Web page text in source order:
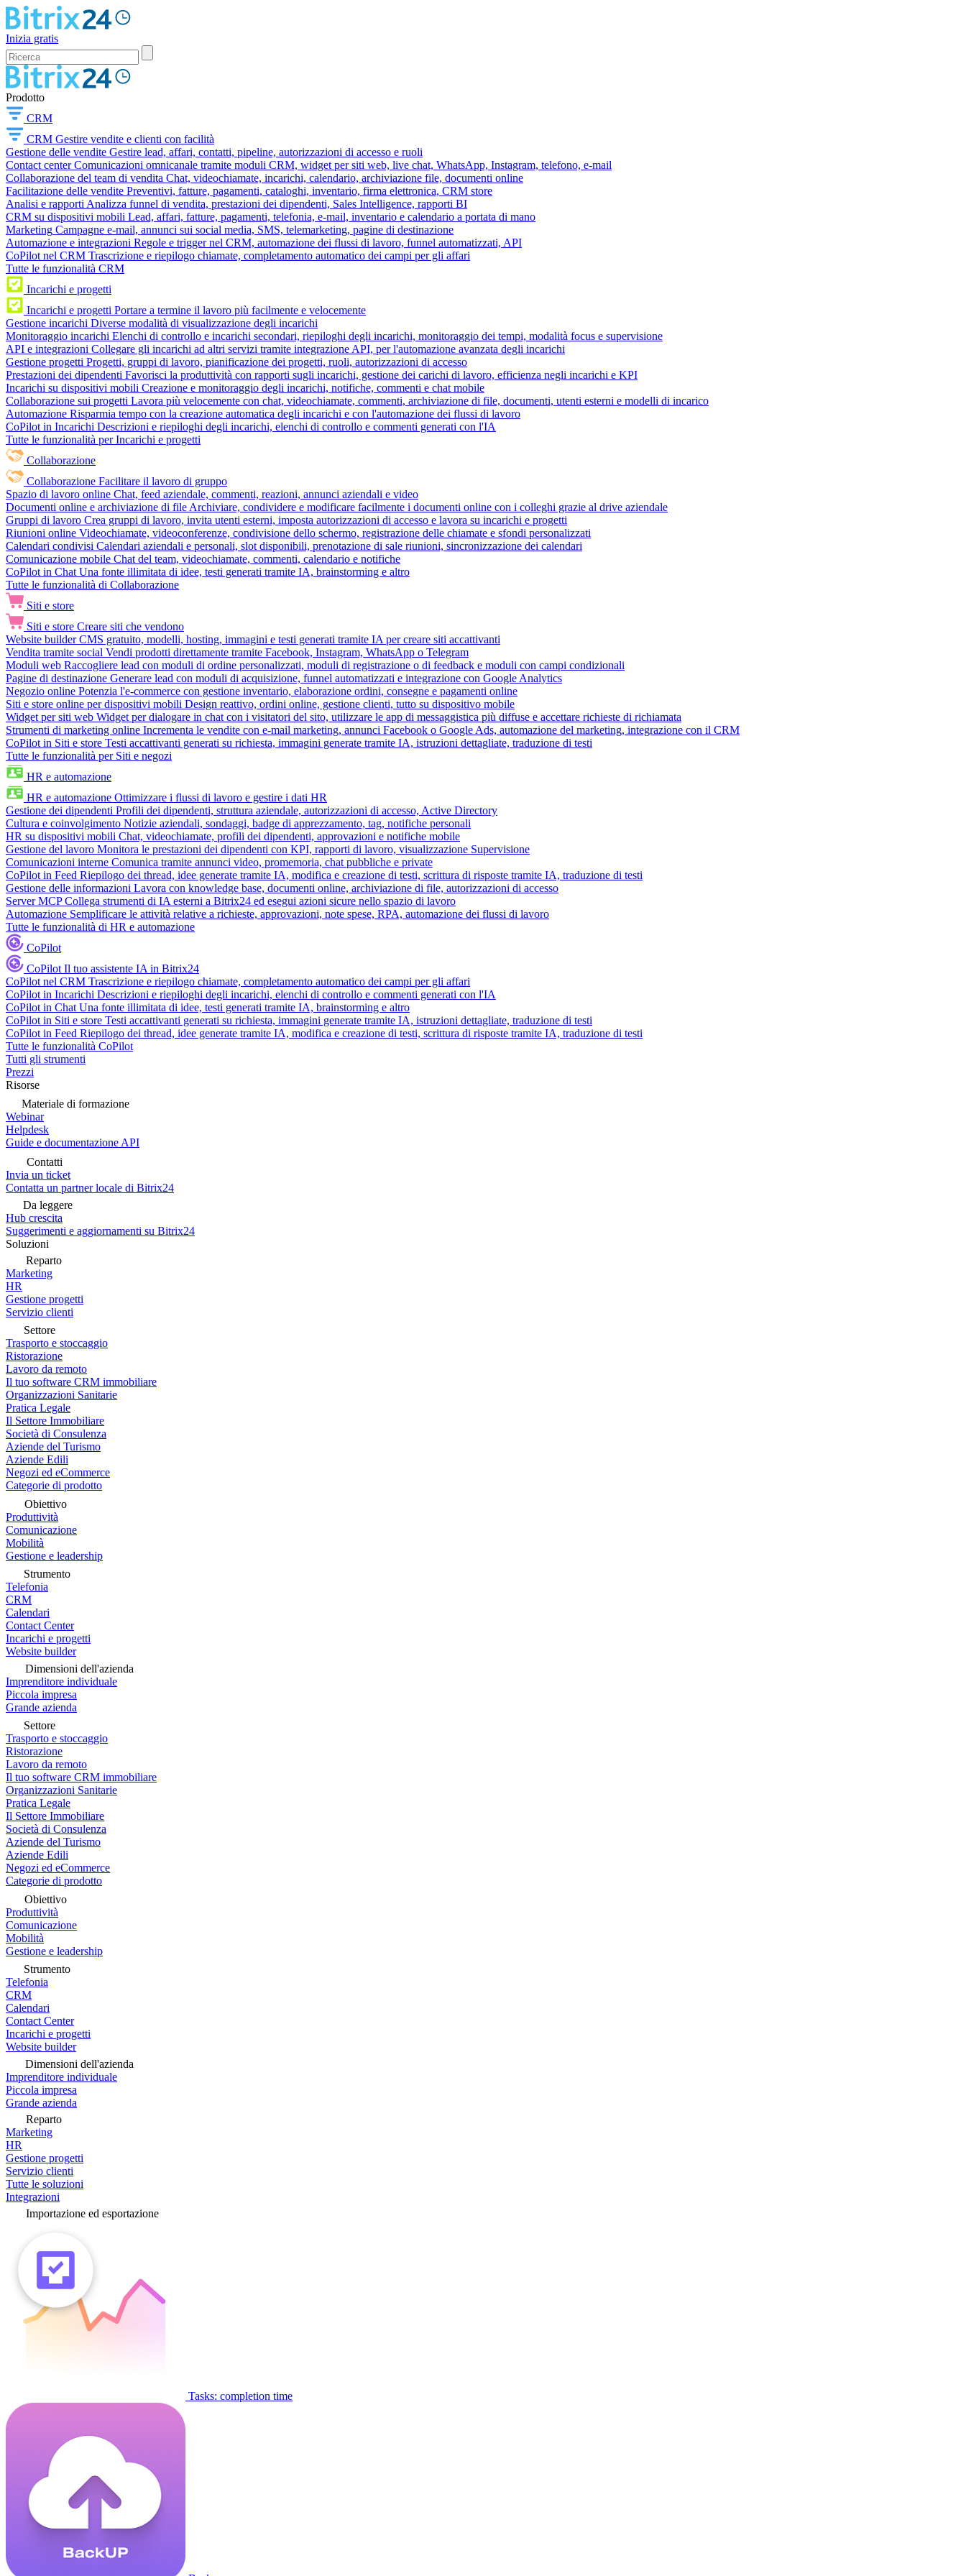
Inizia gratis
Prodotto
CRM
CRM Gestire vendite e clienti con facilità
Gestione delle vendite Gestire lead, affari, contatti, pipeline, autorizzazioni di accesso e ruoli
Contact center Comunicazioni omnicanale tramite moduli CRM, widget per siti web, live chat, WhatsApp, Instagram, telefono, e-mail
Collaborazione del team di vendita Chat, videochiamate, incarichi, calendario, archiviazione file, documenti online
Facilitazione delle vendite Preventivi, fatture, pagamenti, cataloghi, inventario, firma elettronica, CRM store
Analisi e rapporti Analizza funnel di vendita, prestazioni dei dipendenti, Sales Intelligence, rapporti BI
CRM su dispositivi mobili Lead, affari, fatture, pagamenti, telefonia, e-mail, inventario e calendario a portata di mano
Marketing Campagne e-mail, annunci sui social media, SMS, telemarketing, pagine di destinazione
Automazione e integrazioni Regole e trigger nel CRM, automazione dei flussi di lavoro, funnel automatizzati, API
CoPilot nel CRM Trascrizione e riepilogo chiamate, completamento automatico dei campi per gli affari
Tutte le funzionalità CRM
Incarichi e progetti
Incarichi e progetti Portare a termine il lavoro più facilmente e velocemente
Gestione incarichi Diverse modalità di visualizzazione degli incarichi
Monitoraggio incarichi Elenchi di controllo e incarichi secondari, riepiloghi degli incarichi, monitoraggio dei tempi, modalità focus e supervisione
API e integrazioni Collegare gli incarichi ad altri servizi tramite integrazione API, per l'automazione avanzata degli incarichi
Gestione progetti Progetti, gruppi di lavoro, pianificazione dei progetti, ruoli, autorizzazioni di accesso
Prestazioni dei dipendenti Favorisci la produttività con rapporti sugli incarichi, gestione dei carichi di lavoro, efficienza negli incarichi e KPI
Incarichi su dispositivi mobili Creazione e monitoraggio degli incarichi, notifiche, commenti e chat mobile
Collaborazione sui progetti Lavora più velocemente con chat, videochiamate, commenti, archiviazione di file, documenti, utenti esterni e modelli di incarico
Automazione Risparmia tempo con la creazione automatica degli incarichi e con l'automazione dei flussi di lavoro
CoPilot in Incarichi Descrizioni e riepiloghi degli incarichi, elenchi di controllo e commenti generati con l'IA
Tutte le funzionalità per Incarichi e progetti
Collaborazione
Collaborazione Facilitare il lavoro di gruppo
Spazio di lavoro online Chat, feed aziendale, commenti, reazioni, annunci aziendali e video
Documenti online e archiviazione di file Archiviare, condividere e modificare facilmente i documenti online con i colleghi grazie al drive aziendale
Gruppi di lavoro Crea gruppi di lavoro, invita utenti esterni, imposta autorizzazioni di accesso e lavora su incarichi e progetti
Riunioni online Videochiamate, videoconferenze, condivisione dello schermo, registrazione delle chiamate e sfondi personalizzati
Calendari condivisi Calendari aziendali e personali, slot disponibili, prenotazione di sale riunioni, sincronizzazione dei calendari
Comunicazione mobile Chat del team, videochiamate, commenti, calendario e notifiche
CoPilot in Chat Una fonte illimitata di idee, testi generati tramite IA, brainstorming e altro
Tutte le funzionalità di Collaborazione
Siti e store
Siti e store Creare siti che vendono
Website builder CMS gratuito, modelli, hosting, immagini e testi generati tramite IA per creare siti accattivanti
Vendita tramite social Vendi prodotti direttamente tramite Facebook, Instagram, WhatsApp o Telegram
Moduli web Raccogliere lead con moduli di ordine personalizzati, moduli di registrazione o di feedback e moduli con campi condizionali
Pagine di destinazione Generare lead con moduli di acquisizione, funnel automatizzati e integrazione con Google Analytics
Negozio online Potenzia l'e-commerce con gestione inventario, elaborazione ordini, consegne e pagamenti online
Siti e store online per dispositivi mobili Design reattivo, ordini online, gestione clienti, tutto su dispositivo mobile
Widget per siti web Widget per dialogare in chat con i visitatori del sito, utilizzare le app di messaggistica più diffuse e accettare richieste di richiamata
Strumenti di marketing online Incrementa le vendite con e-mail marketing, annunci Facebook o Google Ads, automazione del marketing, integrazione con il CRM
CoPilot in Siti e store Testi accattivanti generati su richiesta, immagini generate tramite IA, istruzioni dettagliate, traduzione di testi
Tutte le funzionalità per Siti e negozi
HR e automazione
HR e automazione Ottimizzare i flussi di lavoro e gestire i dati HR
Gestione dei dipendenti Profili dei dipendenti, struttura aziendale, autorizzazioni di accesso, Active Directory
Cultura e coinvolgimento Notizie aziendali, sondaggi, badge di apprezzamento, tag, notifiche personali
HR su dispositivi mobili Chat, videochiamate, profili dei dipendenti, approvazioni e notifiche mobile
Gestione del lavoro Monitora le prestazioni dei dipendenti con KPI, rapporti di lavoro, visualizzazione Supervisione
Comunicazioni interne Comunica tramite annunci video, promemoria, chat pubbliche e private
CoPilot in Feed Riepilogo dei thread, idee generate tramite IA, modifica e creazione di testi, scrittura di risposte tramite IA, traduzione di testi
Gestione delle informazioni Lavora con knowledge base, documenti online, archiviazione di file, autorizzazioni di accesso
Server MCP Collega strumenti di IA esterni a Bitrix24 ed esegui azioni sicure nello spazio di lavoro
Automazione Semplificare le attività relative a richieste, approvazioni, note spese, RPA, automazione dei flussi di lavoro
Tutte le funzionalità di HR e automazione
CoPilot
CoPilot Il tuo assistente IA in Bitrix24
CoPilot nel CRM Trascrizione e riepilogo chiamate, completamento automatico dei campi per gli affari
CoPilot in Incarichi Descrizioni e riepiloghi degli incarichi, elenchi di controllo e commenti generati con l'IA
CoPilot in Chat Una fonte illimitata di idee, testi generati tramite IA, brainstorming e altro
CoPilot in Siti e store Testi accattivanti generati su richiesta, immagini generate tramite IA, istruzioni dettagliate, traduzione di testi
CoPilot in Feed Riepilogo dei thread, idee generate tramite IA, modifica e creazione di testi, scrittura di risposte tramite IA, traduzione di testi
Tutte le funzionalità CoPilot
Tutti gli strumenti
Prezzi
Risorse
Materiale di formazione
Webinar
Helpdesk
Guide e documentazione API
Contatti
Invia un ticket
Contatta un partner locale di Bitrix24
Da leggere
Hub crescita
Suggerimenti e aggiornamenti su Bitrix24
Soluzioni
Reparto
Marketing
HR
Gestione progetti
Servizio clienti
Settore
Trasporto e stoccaggio
Ristorazione
Lavoro da remoto
Il tuo software CRM immobiliare
Organizzazioni Sanitarie
Pratica Legale
Il Settore Immobiliare
Società di Consulenza
Aziende del Turismo
Aziende Edili
Negozi ed eCommerce
Categorie di prodotto
Obiettivo
Produttività
Comunicazione
Mobilità
Gestione e leadership
Strumento
Telefonia
CRM
Calendari
Contact Center
Incarichi e progetti
Website builder
Dimensioni dell'azienda
Imprenditore individuale
Piccola impresa
Grande azienda
Settore
Trasporto e stoccaggio
Ristorazione
Lavoro da remoto
Il tuo software CRM immobiliare
Organizzazioni Sanitarie
Pratica Legale
Il Settore Immobiliare
Società di Consulenza
Aziende del Turismo
Aziende Edili
Negozi ed eCommerce
Categorie di prodotto
Obiettivo
Produttività
Comunicazione
Mobilità
Gestione e leadership
Strumento
Telefonia
CRM
Calendari
Contact Center
Incarichi e progetti
Website builder
Dimensioni dell'azienda
Imprenditore individuale
Piccola impresa
Grande azienda
Reparto
Marketing
HR
Gestione progetti
Servizio clienti
Tutte le soluzioni
Integrazioni
Importazione ed esportazione
Tasks: completion time